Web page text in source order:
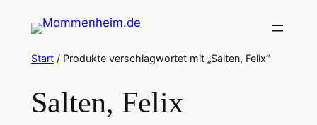
Inhalt
springen
Start/ Produkte verschlagwortet mit „Salten, Felix“
Salten, Felix